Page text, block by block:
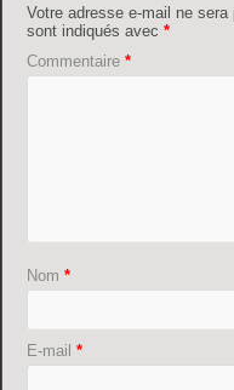
Votre adresse e-mail ne sera
sont indiqués avec*
Commentaire*
Nom*
E-mail*